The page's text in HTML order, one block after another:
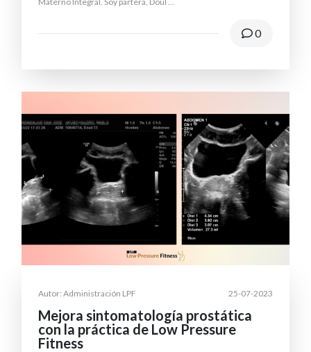
0
Autor: Administración LPF 25-07-2023
Mejora sintomatología prostática
con la práctica de Low Pressure
Fitness